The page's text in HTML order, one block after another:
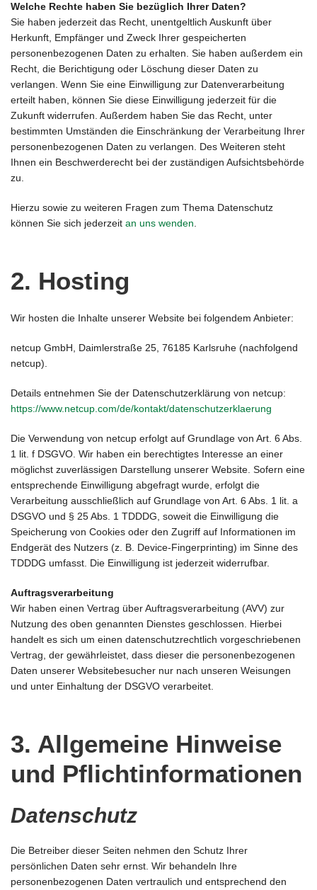
Welche Rechte haben Sie bezüglich Ihrer Daten?
Sie haben jederzeit das Recht, unentgeltlich Auskunft über
Herkunft, Empfänger und Zweck Ihrer gespeicherten
personenbezogenen Daten zu erhalten. Sie haben außerdem ein
Recht, die Berichtigung oder Löschung dieser Daten zu
verlangen. Wenn Sie eine Einwilligung zur Datenverarbeitung
erteilt haben, können Sie diese Einwilligung jederzeit für die
Zukunft widerrufen. Außerdem haben Sie das Recht, unter
bestimmten Umständen die Einschränkung der Verarbeitung Ihrer
personenbezogenen Daten zu verlangen. Des Weiteren steht
Ihnen ein Beschwerderecht bei der zuständigen Aufsichtsbehörde
zu.
Hierzu sowie zu weiteren Fragen zum Thema Datenschutz
können Sie sich jederzeit an uns wenden
2. Hosting
Wir hosten die Inhalte unserer Website bei folgendem Anbieter:
netcup GmbH, Daimlerstraße 25, 76185 Karlsruhe (nachfolgend
netcup).
Details entnehmen Sie der Datenschutzerklärung von netcup:
https://www.netcup.com/de/kontakt/datenschutzerklaerung
Die Verwendung von netcup erfolgt auf Grundlage von Art. 6 Abs.
1 lit. f DSGVO. Wir haben ein berechtigtes Interesse an einer
möglichst zuverlässigen Darstellung unserer Website. Sofern eine
entsprechende Einwilligung abgefragt wurde, erfolgt die
Verarbeitung ausschließlich auf Grundlage von Art. 6 Abs. 1 lit. a
DSGVO und § 25 Abs. 1 TDDDG, soweit die Einwilligung die
Speicherung von Cookies oder den Zugriff auf Informationen im
Endgerät des Nutzers (z. B. Device-Fingerprinting) im Sinne des
TDDDG umfasst. Die Einwilligung ist jederzeit widerrufbar.
Auftragsverarbeitung
Wir haben einen Vertrag über Auftragsverarbeitung (AVV) zur
Nutzung des oben genannten Dienstes geschlossen. Hierbei
handelt es sich um einen datenschutzrechtlich vorgeschriebenen
Vertrag, der gewährleistet, dass dieser die personenbezogenen
Daten unserer Websitebesucher nur nach unseren Weisungen
und unter Einhaltung der DSGVO verarbeitet.
3. Allgemeine Hinweise
und Pflichtinformationen
Datenschutz
Die Betreiber dieser Seiten nehmen den Schutz Ihrer
persönlichen Daten sehr ernst. Wir behandeln Ihre
personenbezogenen Daten vertraulich und entsprechend den